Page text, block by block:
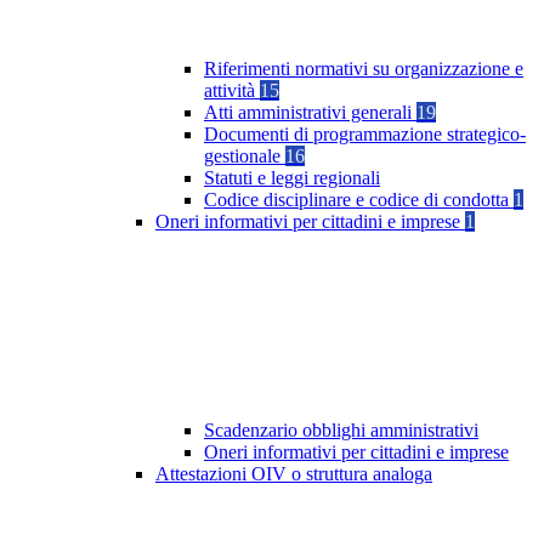
Riferimenti normativi su organizzazione e
attività 15
Atti amministrativi generali 19
Documenti di programmazione strategico-
gestionale 16
Statuti e leggi regionali
Codice disciplinare e codice di condotta 1
Oneri informativi per cittadini e imprese 1
Scadenzario obblighi amministrativi
Oneri informativi per cittadini e imprese
Attestazioni OIV o struttura analoga